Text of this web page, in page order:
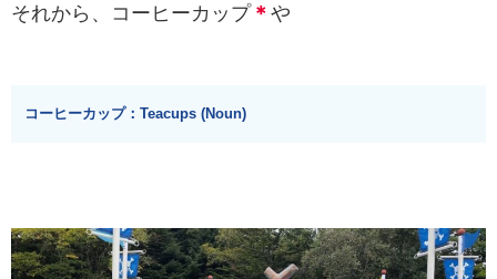
それから、コーヒーカップ＊ や
コーヒーカップ：Teacups (Noun)